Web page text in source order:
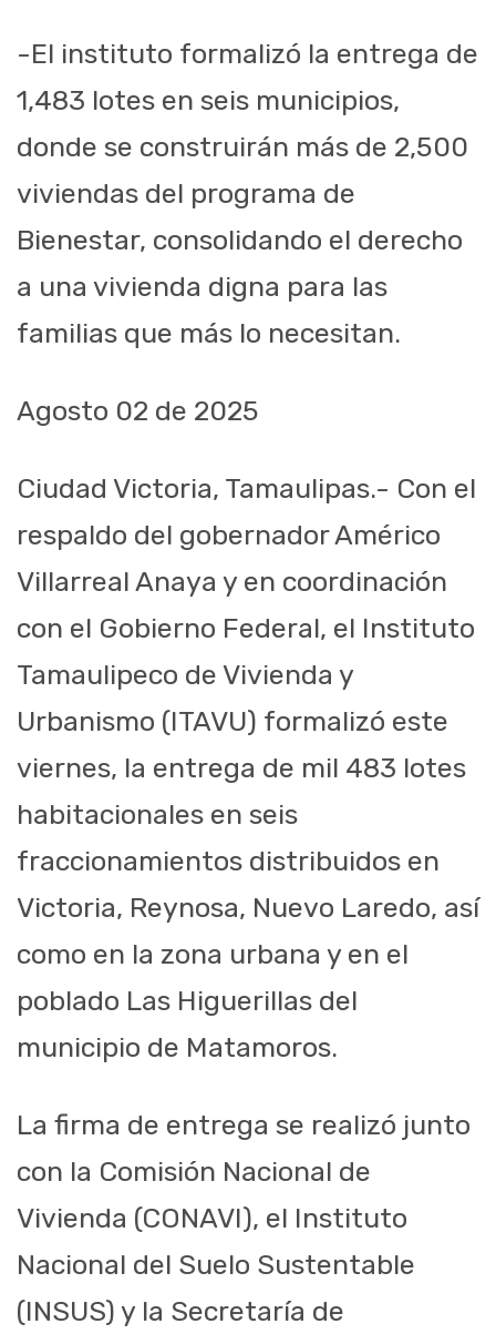
-El instituto formalizó la entrega de
1,483 lotes en seis municipios,
donde se construirán más de 2,500
viviendas del programa de
Bienestar, consolidando el derecho
a una vivienda digna para las
familias que más lo necesitan.
Agosto 02 de 2025
Ciudad Victoria, Tamaulipas.- Con el
respaldo del gobernador Américo
Villarreal Anaya y en coordinación
con el Gobierno Federal, el Instituto
Tamaulipeco de Vivienda y
Urbanismo (ITAVU) formalizó este
viernes, la entrega de mil 483 lotes
habitacionales en seis
fraccionamientos distribuidos en
Victoria, Reynosa, Nuevo Laredo, así
como en la zona urbana y en el
poblado Las Higuerillas del
municipio de Matamoros.
La firma de entrega se realizó junto
con la Comisión Nacional de
Vivienda (CONAVI), el Instituto
Nacional del Suelo Sustentable
(INSUS) y la Secretaría de